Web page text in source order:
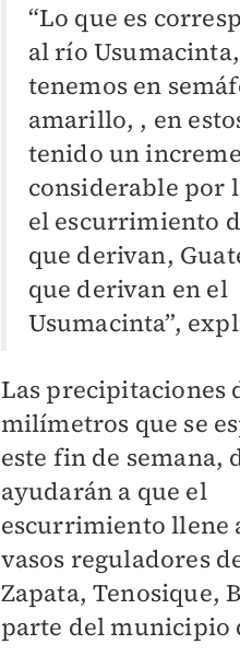
“Lo que es
al río
tenemos en
amarillo, , en
tenido un
considerable por
el escurrimiento
que derivan,
que derivan en el
Usumacinta”,
Las precipitaciones
milímetros que se
este fin de semana,
ayudarán a que el
escurrimiento llene
vasos reguladores
Zapata, Tenosique,
parte del municipio